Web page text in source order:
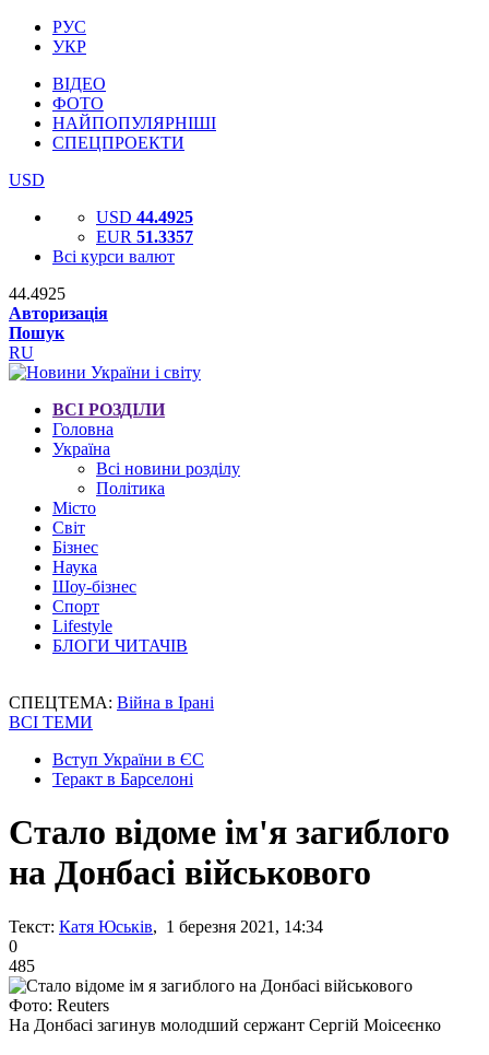
РУС
УКР
ВІДЕО
ФОТО
НАЙПОПУЛЯРНІШІ
СПЕЦПРОЕКТИ
USD
USD 44.4925
EUR 51.3357
Всі курси валют
44.4925
Авторизація
Пошук
RU
ВСІ РОЗДІЛИ
Головна
Україна
Всі новини розділу
Політика
Місто
Світ
Бізнес
Наука
Шоу-бізнес
Спорт
Lifestyle
БЛОГИ ЧИТАЧІВ
СПЕЦТЕМА: Війна в Ірані
ВСІ ТЕМИ
Вступ України в ЄС
Теракт в Барселоні
Стало відоме ім'я загиблого
на Донбасі військового
Текст: Катя Юськів, 1 березня 2021, 14:34
0
485
Фото: Reuters
На Донбасі загинув молодший сержант Сергій Моісеєнко